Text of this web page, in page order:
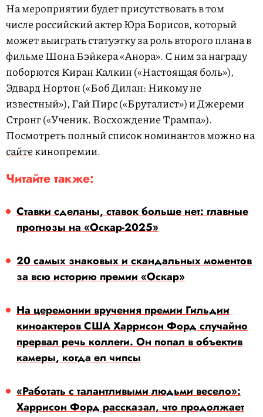
На мероприятии будет присутствовать в том
числе российский актер Юра Борисов, который
может выиграть статуэтку за роль второго плана в
фильме Шона Бэйкера «Анора». С ним за награду
поборются Киран Калкин («Настоящая боль»),
Эдвард Нортон («Боб Дилан: Никому не
известный»), Гай Пирс («Бруталист») и Джереми
Стронг («Ученик. Восхождение Трампа»).
Посмотреть полный список номинантов можно на
сайтекинопремии.
Читайте также:
Ставки сделаны, ставок больше нет: главные
прогнозы на «Оскар-2025»
20 самых знаковых и скандальных моментов
за всю историю премии «Оскар»
На церемонии вручения премии Гильдии
киноактеров США Харрисон Форд случайно
прервал речь коллеги. Он попал в объектив
камеры, когда ел чипсы
«Работать с талантливыми людьми весело»:
Харрисон Форд рассказал, что продолжает